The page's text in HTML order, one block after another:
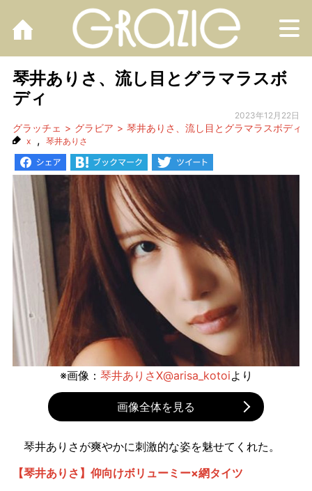
琴井ありさ、流し目とグラマラスボ
ディ
2023年12月22日
グラッチェ グラビア 琴井ありさ、流し目とグラマラスボディ
x , 琴井ありさ
※画像： 琴井ありさX@arisa_kotoiより
画像全体を見る
琴井ありさが爽やかに刺激的な姿を魅せてくれた。
【琴井ありさ】仰向けボリューミー×網タイツ